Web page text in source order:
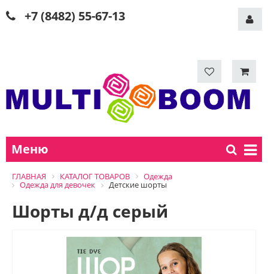
+7 (8482) 55-67-13
Меню
ГЛАВНАЯ КАТАЛОГ ТОВАРОВ
Одежда
Одежда для девочек
Детские шорты
Шорты д/д серый